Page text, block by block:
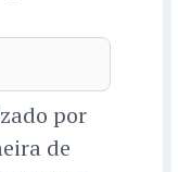
por
de